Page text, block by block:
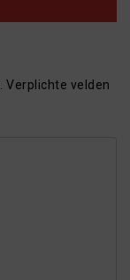
Verplichte velden